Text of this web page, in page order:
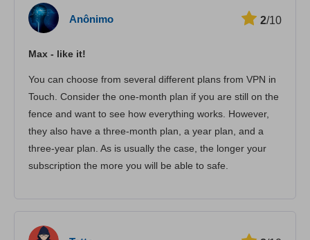
Suporte
Anônimo 2/10
Max - like it!
You can choose from several different plans from VPN in
Touch. Consider the one-month plan if you are still on the
fence and want to see how everything works. However,
they also have a three-month plan, a year plan, and a
three-year plan. As is usually the case, the longer your
subscription the more you will be able to safe.